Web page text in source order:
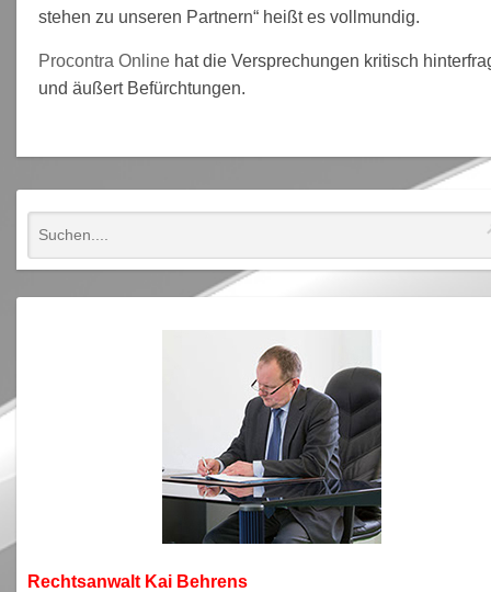
stehen zu unseren Partnern“ heißt es vollmundig.
Procontra Online hat die Versprechungen kritisch
und äußert Befürchtungen.
Rechtsanwalt Kai Behrens